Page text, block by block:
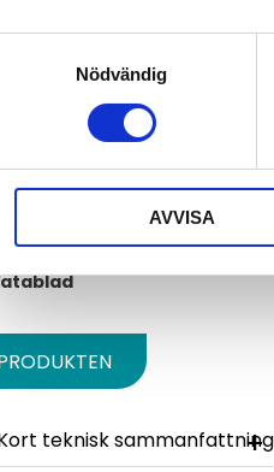
Nödvändig
AVVISA
konstruktionsplast
och skadegörelse
ett metalliskt jordplan
på icke-ledande material,
Med en IP65-klassning
vid fasta installationer
kort, integrerad kabeldel
hane för smidig
teknisk sammanfattning